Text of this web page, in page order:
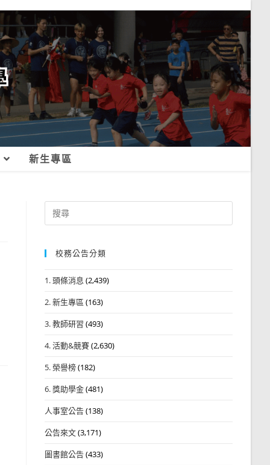
新生專區
Search
for:
校務公告分類
1. 頭條消息 (2,439)
2. 新生專區 (163)
3. 教師研習 (493)
4. 活動&競賽(2,630)
5. 榮譽榜(182)
6. 獎助學金(481)
人事室公告(138)
公告來文(3,171)
圖書館公告(433)